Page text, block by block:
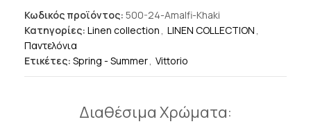
Κωδικός προϊόντος: 500-24-Amalfi-Khaki
Κατηγορίες: Linen collection , LINEN COLLECTION ,
Παντελόνια
Ετικέτες: Spring - Summer, Vittorio
Διαθέσιμα Χρώματα: